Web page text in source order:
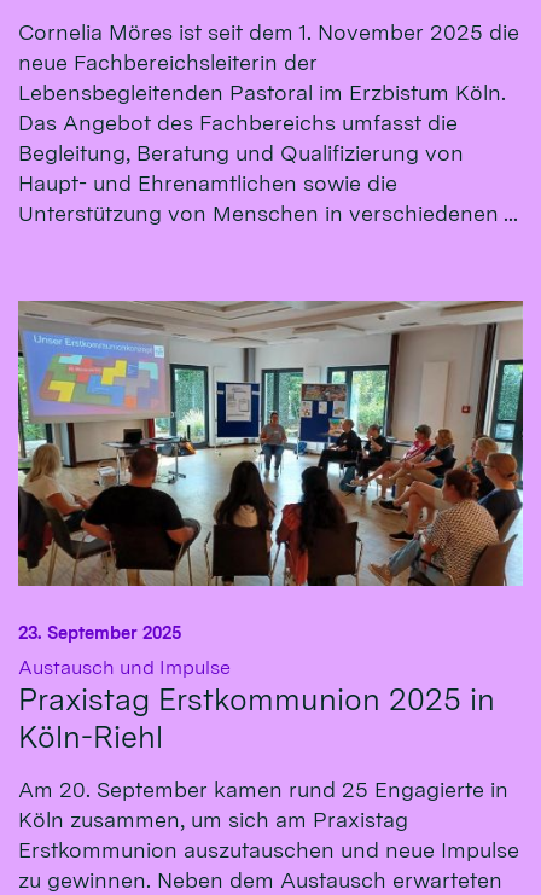
Cornelia Möres ist seit dem 1. November 2025 die
neue Fachbereichsleiterin der
Lebensbegleitenden Pastoral im Erzbistum Köln.
Das Angebot des Fachbereichs umfasst die
Begleitung, Beratung und Qualifizierung von
Haupt- und Ehrenamtlichen sowie die
Unterstützung von Menschen in verschiedenen ...
Austausch und Impulse
Praxistag Erstkommunion 2025 in
Köln-Riehl
23. September 2025
Am 20. September kamen rund 25 Engagierte in
Köln zusammen, um sich am Praxistag
Erstkommunion auszutauschen und neue Impulse
zu gewinnen. Neben dem Austausch erwarteten